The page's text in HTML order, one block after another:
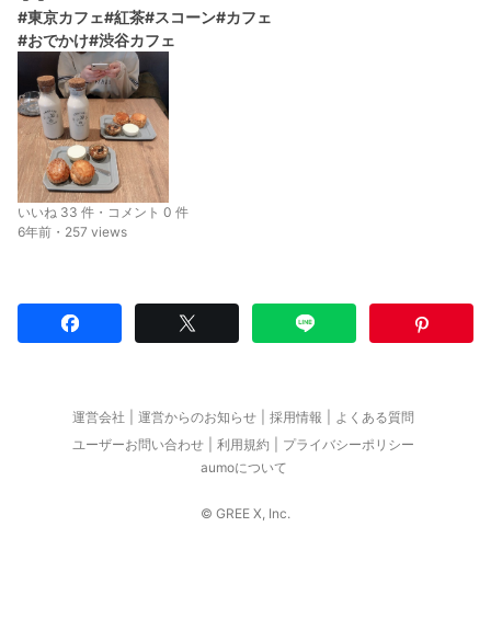
#東京カフェ#紅茶#スコーン#カフェ
#おでかけ#渋谷カフェ
いいね 33 件・コメント 0 件
6年前・257 views
運営会社 運営からのお知らせ 採用情報
よくある質問
ユーザーお問い合わせ
利用規約
プライバシーポリシー
aumoについて
© GREE X, Inc.